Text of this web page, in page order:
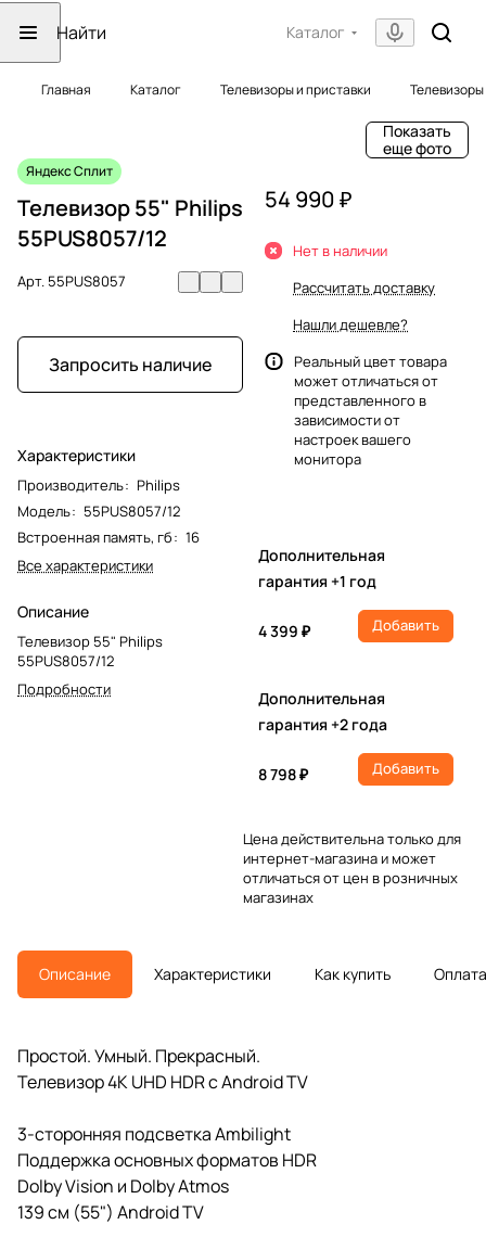
Каталог
Главная Каталог Телевизоры и приставки Телевизоры
Показать
еще фото
Яндекс Сплит
Телевизор 55" Philips
55PUS8057/12
Арт. 55PUS8057
Запросить наличие
Характеристики
Производитель: Philips
Модель: 55PUS8057/12
Встроенная память, гб: 16
Все характеристики
Описание
Телевизор 55" Philips
55PUS8057/12
Подробности
54 990 ₽
Нет в наличии
Рассчитать доставку
Нашли дешевле?
Реальный цвет товара
может отличаться от
представленного в
зависимости от
настроек вашего
монитора
Дополнительная
гарантия +1 год
4 399 ₽ Добавить
Дополнительная
гарантия +2 года
8 798 ₽ Добавить
Цена действительна только для
интернет-магазина и может
отличаться от цен в розничных
магазинах
Описание Характеристики Как купить Оплата
Простой. Умный. Прекрасный.
Телевизор 4K UHD HDR с Android TV
3-сторонняя подсветка Ambilight
Поддержка основных форматов HDR
Dolby Vision и Dolby Atmos
139 см (55") Android TV